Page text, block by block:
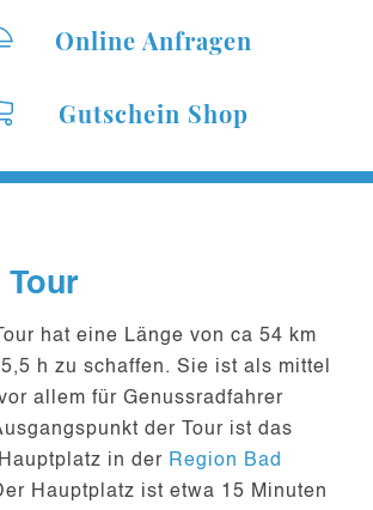
Online Anfragen
Gutschein Shop
Tour
hat eine Länge von ca 54 km
5,5 h zu schaffen. Sie ist als mittel
allem für Genussradfahrer
der Tour ist das
in der Region Bad
Hauptplatz ist etwa 15 Minuten